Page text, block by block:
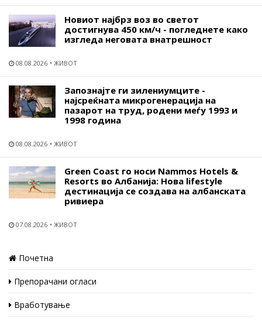
Новиот најбрз воз во светот
достигнува 450 км/ч - погледнете како
изгледа неговата внатрешност
08.08.2026 ЖИВОТ
Запознајте ги зилениумците -
најсреќната микрогенерација на
пазарот на труд, родени меѓу 1993 и
1998 година
08.08.2026 ЖИВОТ
Green Coast го носи Nammos Hotels &
Resorts во Албанија: Нова lifestyle
дестинација се создава на албанската
ривиера
07.08.2026 ЖИВОТ
Почетна
Препорачани огласи
Вработување